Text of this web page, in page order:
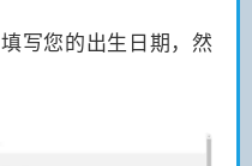
写您的出生日期，然